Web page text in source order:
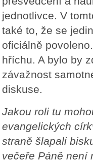
jednotlivce. V
také to, že se
oficiálně
hříchu. A bylo by
závažnost
diskuse.
Jakou roli tu
evangelických
straně šlapali
večeře Páně není